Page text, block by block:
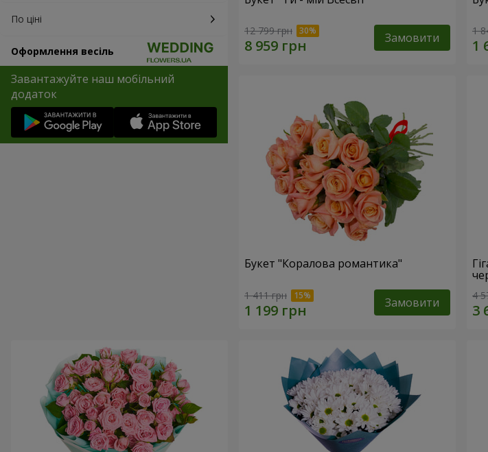
По ціні
Оформлення весіль
Завантажуйте наш мобільний
додаток
12 799 грн Замовити 1
Букет "Коралова романтика"
1 411 грн Замовити 4